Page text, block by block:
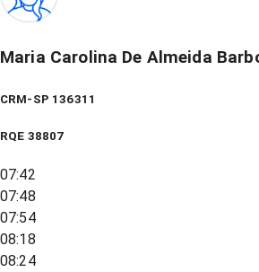
Maria Carolina De Almeida
CRM-SP 136311
RQE 38807
07:42
07:48
07:54
08:18
08:24